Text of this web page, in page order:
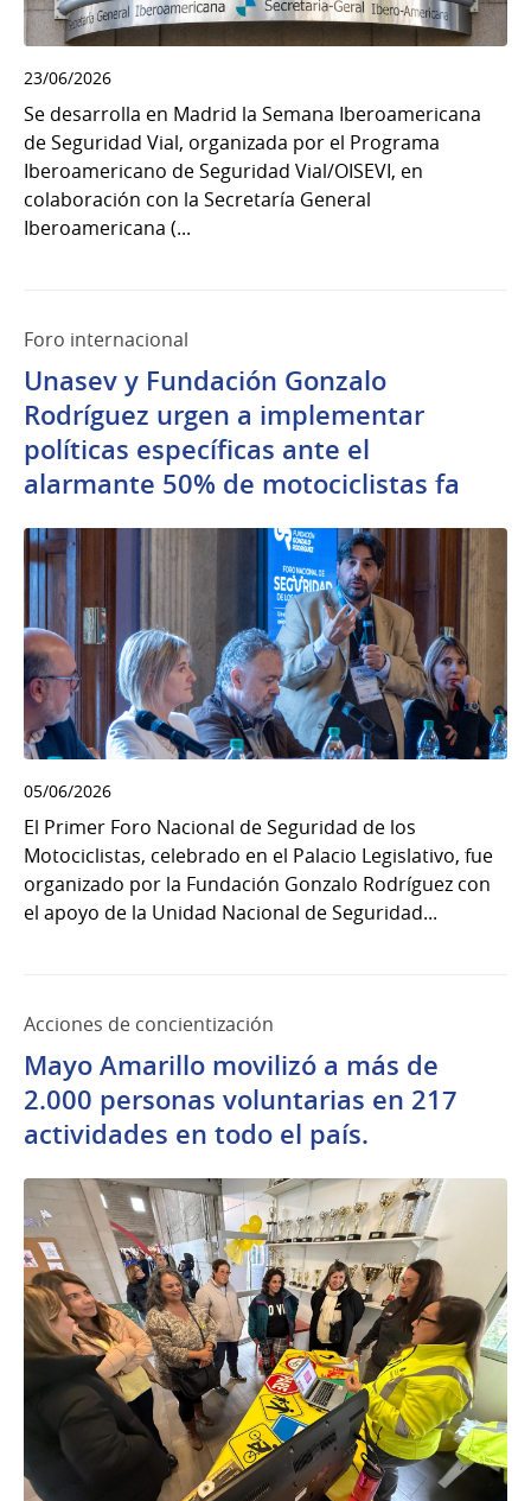
23/06/2026
Se desarrolla en Madrid la Semana Iberoamericana
de Seguridad Vial, organizada por el Programa
Iberoamericano de Seguridad Vial/OISEVI, en
colaboración con la Secretaría General
Iberoamericana (...
Foro internacional
Unasev y Fundación Gonzalo
Rodríguez urgen a implementar
políticas específicas ante el
alarmante 50% de motociclistas fa
05/06/2026
El Primer Foro Nacional de Seguridad de los
Motociclistas, celebrado en el Palacio Legislativo, fue
organizado por la Fundación Gonzalo Rodríguez con
el apoyo de la Unidad Nacional de Seguridad...
Acciones de concientización
Mayo Amarillo movilizó a más de
2.000 personas voluntarias en 217
actividades en todo el país.